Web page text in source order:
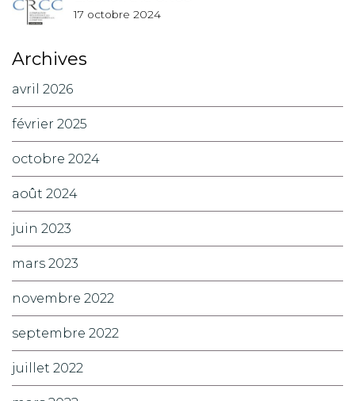
17 octobre 2024
Archives
avril 2026
février 2025
octobre 2024
août 2024
juin 2023
mars 2023
novembre 2022
septembre 2022
juillet 2022